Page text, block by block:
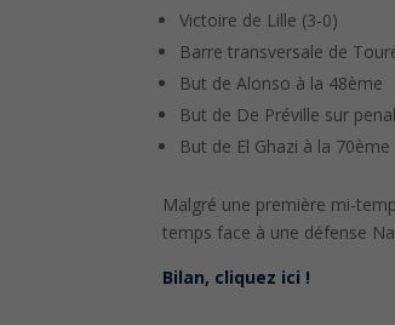
Victoire de Lille (3-0)
Barre transversale de
But de Alonso à la 48ème
But de De Préville sur
But de El Ghazi à la 70ème
Malgré une première mi-
temps face à une défense
Bilan, cliquez ici !